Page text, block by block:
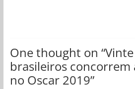
One thought on “
brasileiros concorrem
no Oscar 2019”